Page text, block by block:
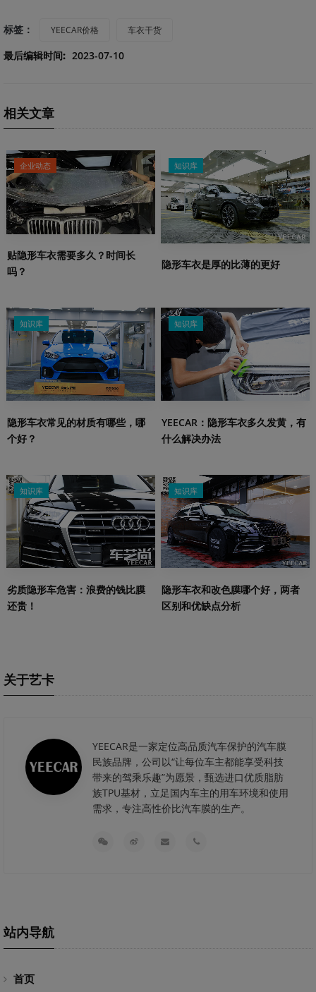
标签： YEECAR价格 车衣干货
最后编辑时间: 2023-07-10
相关文章
企业动态
贴隐形车衣需要多久？时间长
吗？
知识库
隐形车衣是厚的比薄的更好
知识库
隐形车衣常见的材质有哪些，哪
个好？
知识库
YEECAR：隐形车衣多久发黄，有
什么解决办法
知识库
劣质隐形车危害：浪费的钱比膜
还贵！
知识库
隐形车衣和改色膜哪个好，两者
区别和优缺点分析
关于艺卡
YEECAR是一家定位高品质汽车保护的汽车膜
民族品牌，公司以“让每位车主都能享受科技
带来的驾乘乐趣”为愿景，甄选进口优质脂肪
族TPU基材，立足国内车主的用车环境和使用
需求，专注高性价比汽车膜的生产。
站内导航
首页